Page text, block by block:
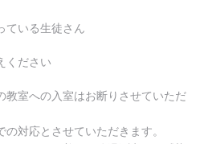
ている生徒さん
ください
教室への入室はお断りさせていただ
対応とさせていただきます。